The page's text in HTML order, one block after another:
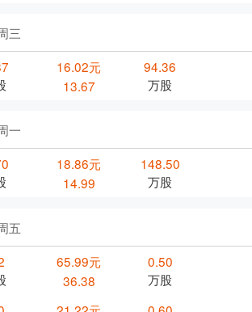
三
16.02元
13.67
94.36
万股
一
18.86元
14.99
148.50
万股
五
65.99元
36.38
0.50
万股